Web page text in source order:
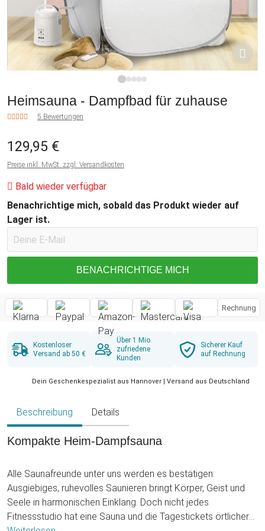
Heimsauna - Dampfbad für zuhause
5 Bewertungen
129,95 €
Preise inkl. MwSt. zzgl. Versandkosten
Bald wieder verfügbar
Benachrichtige mich, sobald das Produkt wieder auf
Lager ist.
BENACHRICHTIGE MICH
Rechnung
Kostenloser
Versand ab 50 €
Über 1 Mio.
zufriedene
Kunden
Sicherer Kauf
auf Rechnung
Dein Geschenkespezialist aus Hannover | Versand aus Deutschland
Beschreibung Details
Kompakte Heim-Dampfsauna
Alle Saunafreunde unter uns werden es bestätigen:
Ausgiebiges, ruhevolles Saunieren bringt Körper, Geist und
Seele in harmonischen Einklang. Doch nicht jedes
Fitnessstudio hat eine Sauna und die Tagestickets örtlicher